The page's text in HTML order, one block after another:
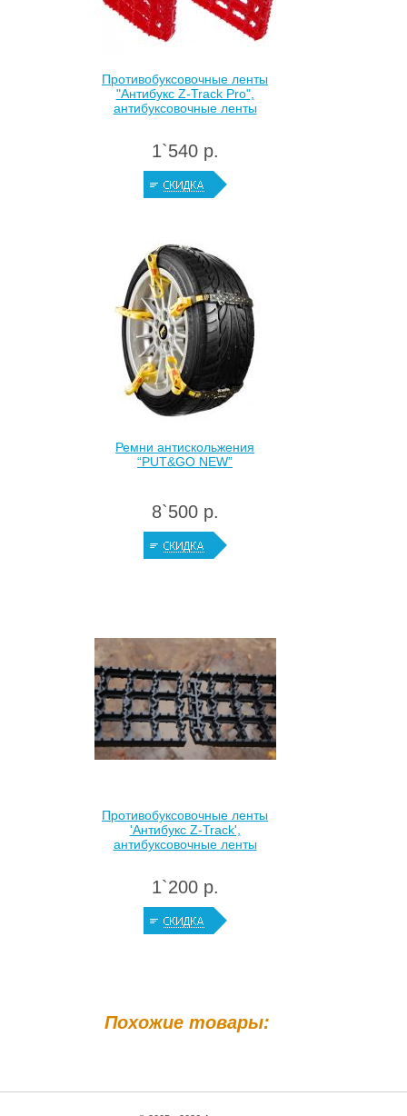
Похожие товары:
Противобуксовочные ленты
"Антибукс Z-Track Pro",
антибуксовочные ленты
1`540 р.
Ремни антискольжения
“PUT&GO NEW”
8`500 р.
Противобуксовочные ленты
'Антибукс Z-Track',
антибуксовочные ленты
1`200 р.